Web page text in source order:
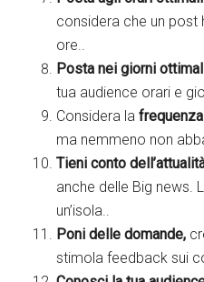
considera che un post
ore..
Posta nei giorni
tua audience orari e
Considera la
ma nemmeno non
Tieni conto
anche delle Big news.
un’isola..
Poni delle domande,
stimola feedback sui